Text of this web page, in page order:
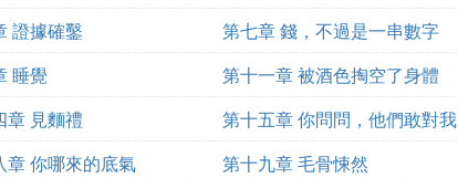
證據確鑿 第七章 錢，不過是一串數字
睡覺 第十一章 被酒色掏空了身體
章 見麵禮
第十五章 你問問，他們敢對我
出手嗎？
章 你哪來的底氣 第十九章 毛骨悚然